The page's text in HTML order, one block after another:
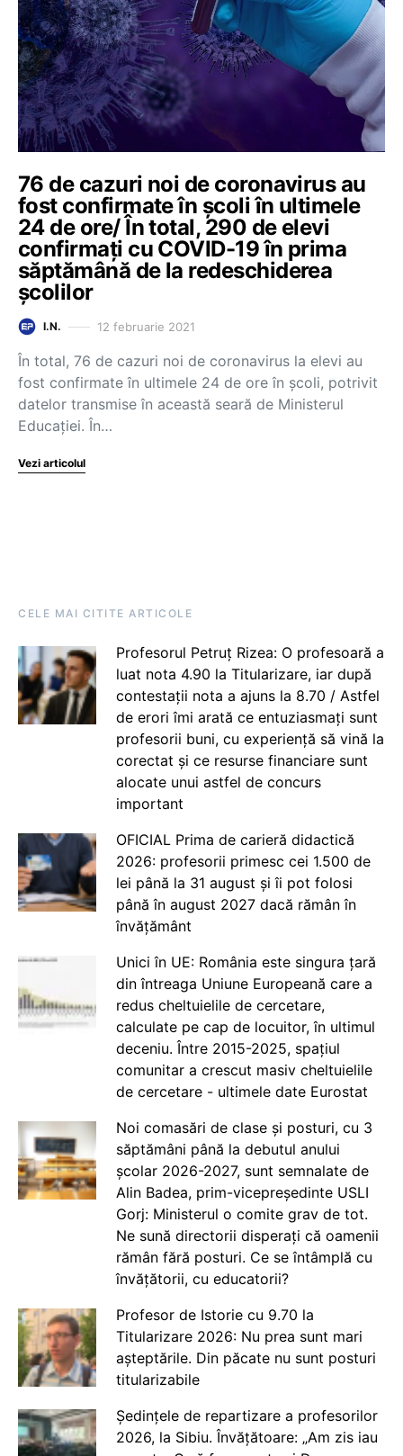
76 de cazuri noi de coronavirus au
fost confirmate în școli în ultimele
24 de ore/ În total, 290 de elevi
confirmați cu COVID-19 în prima
săptămână de la redeschiderea
școlilor
I.N. 12 februarie 2021
În total, 76 de cazuri noi de coronavirus la elevi au
fost confirmate în ultimele 24 de ore în școli, potrivit
datelor transmise în această seară de Ministerul
Educației. În…
Vezi articolul
CELE MAI CITITE ARTICOLE
Profesorul Petruț Rizea: O profesoară a
luat nota 4.90 la Titularizare, iar după
contestații nota a ajuns la 8.70 / Astfel
de erori îmi arată ce entuziasmați sunt
profesorii buni, cu experiență să vină la
corectat și ce resurse financiare sunt
alocate unui astfel de concurs
important
OFICIAL Prima de carieră didactică
2026: profesorii primesc cei 1.500 de
lei până la 31 august și îi pot folosi
până în august 2027 dacă rămân în
învățământ
Unici în UE: România este singura țară
din întreaga Uniune Europeană care a
redus cheltuielile de cercetare,
calculate pe cap de locuitor, în ultimul
deceniu. Între 2015-2025, spațiul
comunitar a crescut masiv cheltuielile
de cercetare - ultimele date Eurostat
Noi comasări de clase și posturi, cu 3
săptămâni până la debutul anului
școlar 2026-2027, sunt semnalate de
Alin Badea, prim-vicepreședinte USLI
Gorj: Ministerul o comite grav de tot.
Ne sună directorii disperați că oamenii
rămân fără posturi. Ce se întâmplă cu
învățătorii, cu educatorii?
Profesor de Istorie cu 9.70 la
Titularizare 2026: Nu prea sunt mari
așteptările. Din păcate nu sunt posturi
titularizabile
Ședințele de repartizare a profesorilor
2026, la Sibiu. Învățătoare: „Am zis iau